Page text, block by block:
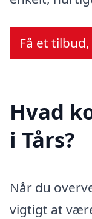
Få et
Hvad
i Tårs?
Når du
vigtigt at